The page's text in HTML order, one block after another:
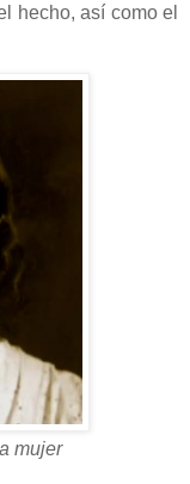
hecho, así como el
mujer